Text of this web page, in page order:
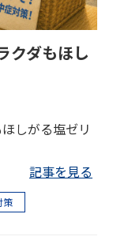
クダもほし
しがる塩ゼリ
記事を見る
策